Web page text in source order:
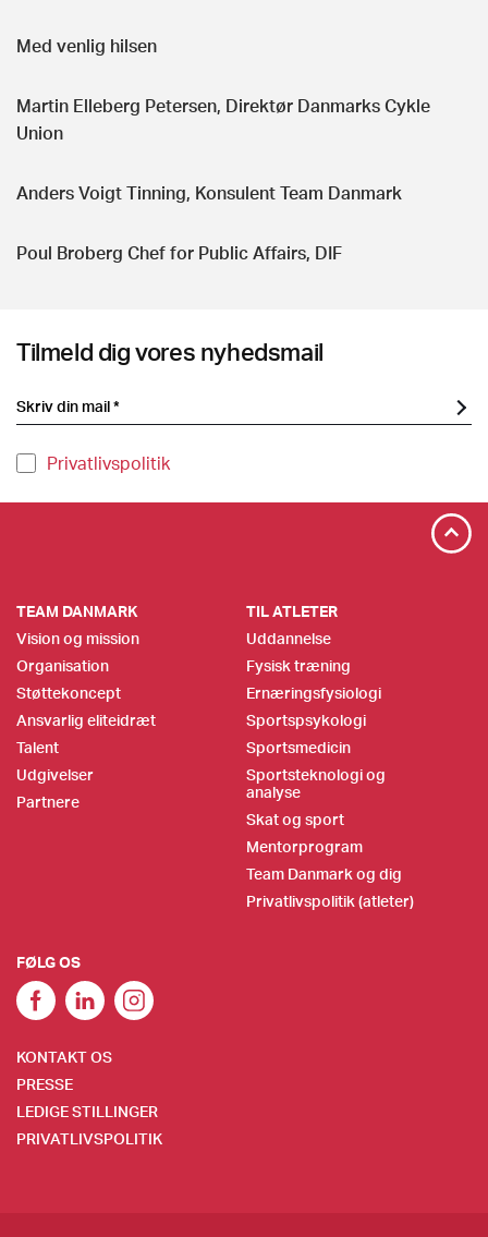
Med venlig hilsen
Martin Elleberg Petersen, Direktør Danmarks Cykle
Union
Anders Voigt Tinning, Konsulent Team Danmark
Poul Broberg Chef for Public Affairs, DIF
Tilmeld dig vores nyhedsmail
Privatlivspolitik
TEAM DANMARK
Vision og mission
Organisation
Støttekoncept
Ansvarlig eliteidræt
Talent
Udgivelser
Partnere
TIL ATLETER
Uddannelse
Fysisk træning
Ernæringsfysiologi
Sportspsykologi
Sportsmedicin
Sportsteknologi og
analyse
Skat og sport
Mentorprogram
Team Danmark og dig
Privatlivspolitik (atleter)
FØLG OS
KONTAKT OS
PRESSE
LEDIGE STILLINGER
PRIVATLIVSPOLITIK